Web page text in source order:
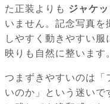
た正装よりも ジャケ
いません。記念写真を
しやすく動きやすい
映りも自然に整います
つまずきやすいのは「
いのか」という迷いで